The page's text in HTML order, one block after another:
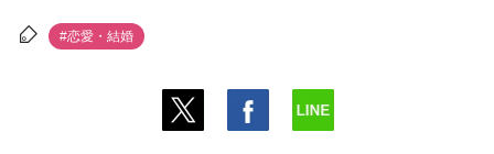
#恋愛・結婚